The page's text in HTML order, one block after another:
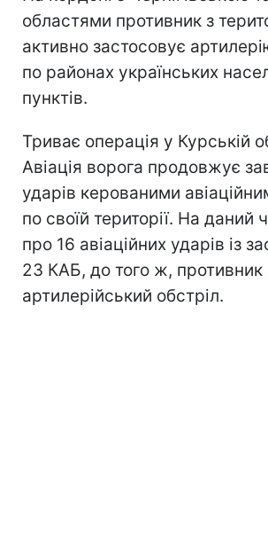
областями противник з
активно застосовує
по районах українських
пунктів.
Триває операція у Курській
Авіація ворога продовжує
ударів керованими
по своїй території. На даний
про 16 авіаційних ударів із
23 КАБ, до того ж, противник
артилерійський обстріл.